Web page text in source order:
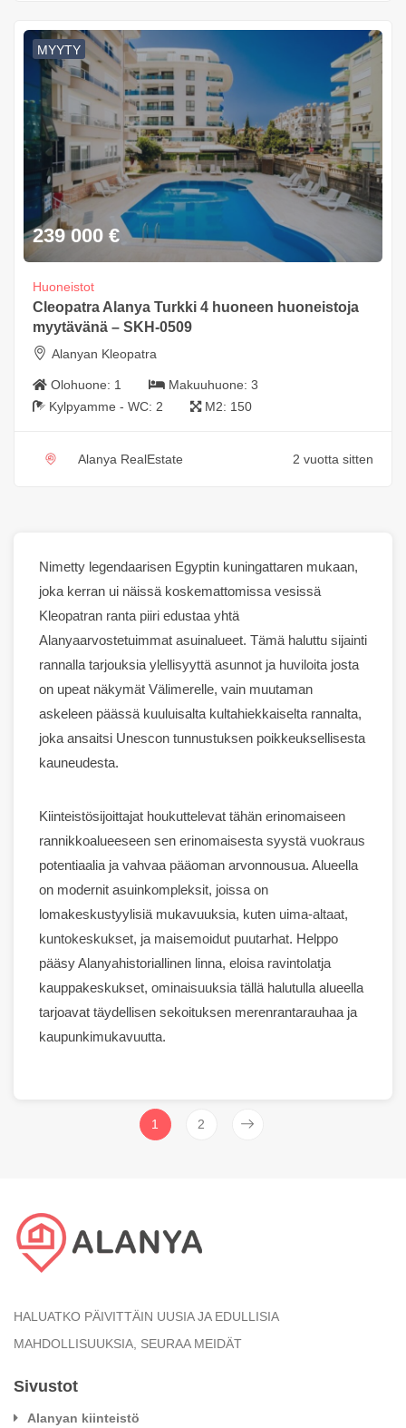
MYYTY
239 000 €
Huoneistot
Cleopatra Alanya Turkki 4 huoneen huoneistoja
myytävänä – SKH-0509
Alanyan Kleopatra
Olohuone: 1 Makuuhuone: 3
Kylpyamme - WC: 2 M2: 150
Alanya RealEstate 2 vuotta sitten
Nimetty legendaarisen Egyptin kuningattaren mukaan,
joka kerran ui näissä koskemattomissa vesissä
Kleopatran ranta piiri edustaa yhtä
Alanyaarvostetuimmat asuinalueet. Tämä haluttu sijainti
rannalla tarjouksia ylellisyyttä asunnot ja huviloita josta
on upeat näkymät Välimerelle, vain muutaman
askeleen päässä kuuluisalta kultahiekkaiselta rannalta,
joka ansaitsi Unescon tunnustuksen poikkeuksellisesta
kauneudesta.
Kiinteistösijoittajat houkuttelevat tähän erinomaiseen
rannikkoalueeseen sen erinomaisesta syystä vuokraus
potentiaalia ja vahvaa pääoman arvonnousua. Alueella
on modernit asuinkompleksit, joissa on
lomakeskustyylisiä mukavuuksia, kuten uima-altaat,
kuntokeskukset, ja maisemoidut puutarhat. Helppo
pääsyAlanyahistoriallinen linna, eloisa ravintolatja
kauppakeskukset, ominaisuuksia tällä halutulla alueella
tarjoavat täydellisen sekoituksen merenrantarauhaa ja
kaupunkimukavuutta.
1 2
HALUATKO PÄIVITTÄIN UUSIA JA EDULLISIA
MAHDOLLISUUKSIA, SEURAA MEIDÄT
Sivustot
Alanyan kiinteistö